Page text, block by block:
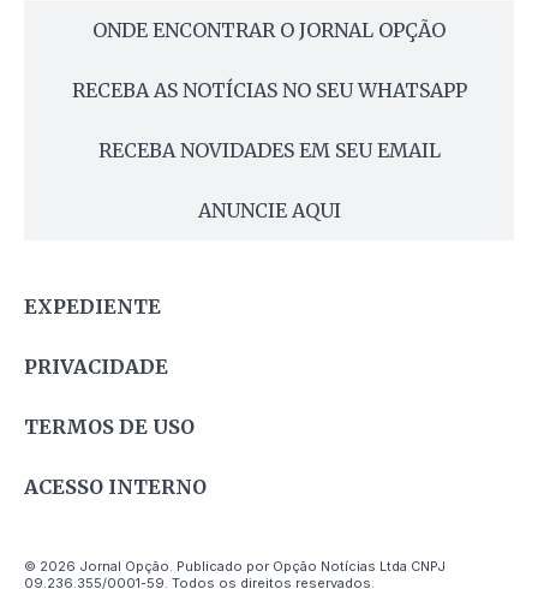
ONDE ENCONTRAR O JORNAL OPÇÃO
RECEBA AS NOTÍCIAS NO SEU WHATSAPP
RECEBA NOVIDADES EM SEU EMAIL
ANUNCIE AQUI
EXPEDIENTE
PRIVACIDADE
TERMOS DE USO
ACESSO INTERNO
© 2026 Jornal Opção. Publicado por Opção Notícias Ltda CNPJ
09.236.355/0001-59. Todos os direitos reservados.